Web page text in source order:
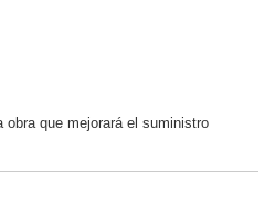
que mejorará el suministro